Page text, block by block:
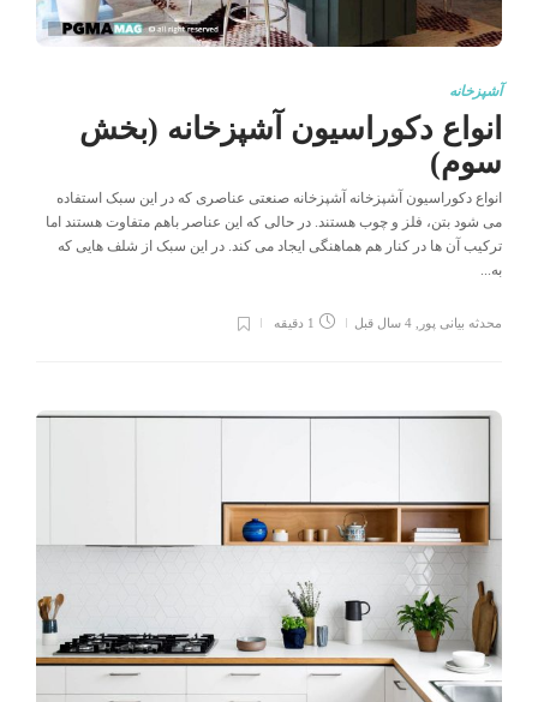
آشپزخانه
انواع دکوراسیون آشپزخانه (بخش
سوم)
انواع دکوراسیون آشپزخانه آشپزخانه صنعتی عناصری که در این سبک استفاده
می شود بتن، فلز و چوب هستند. در حالی که این عناصر باهم متفاوت هستند اما
ترکیب آن ها در کنار هم هماهنگی ایجاد می کند. در این سبک از شلف هایی که
به...
محدثه بیانی پور 4 سال قبل 1 دقیقه